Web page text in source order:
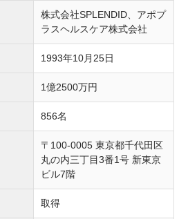
株式会社SPLENDID、アポプ
ラスヘルスケア株式会社
1993年10月25日
1億2500万円
856名
〒100-0005 東京都千代田区
丸の内三丁目3番1号 新東京
ビル7階
取得